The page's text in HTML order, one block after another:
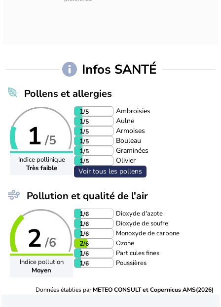
Infos SANTÉ
Pollens et allergies
1 /5
Indice pollinique
Très faible
1/5
Ambroisies
1/5
Aulne
1/5
Armoises
1/5
Bouleau
1/5
Graminées
1/5
Olivier
Voir tous les pollens
Pollution et qualité de l'air
2 /6
Indice pollution
Moyen
1/6 Dioxyde d'azote
1/6 Dioxyde de soufre
1/6 Monoxyde de carbone
2/6 Ozone
1/6 Particules fines
1/6 Poussières
Données établies parMETEO CONSULT et Copernicus AMS(2026)